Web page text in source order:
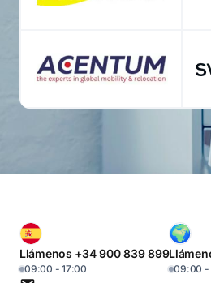
Llámenos +34 900 839 899
09:00 - 17:00 09:00 -